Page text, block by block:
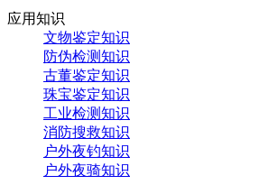
应用知识
文物鉴定知识
防伪检测知识
古董鉴定知识
珠宝鉴定知识
工业检测知识
消防搜救知识
户外夜钓知识
户外夜骑知识